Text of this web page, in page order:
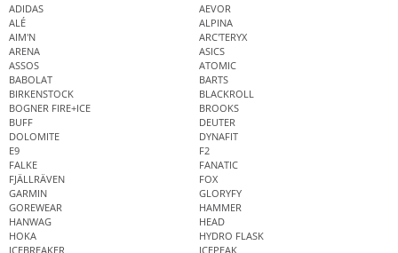
ADIDAS
AEVOR
ALÉ
ALPINA
AIM'N
ARC'TERYX
ARENA
ASICS
ASSOS
ATOMIC
BABOLAT
BARTS
BIRKENSTOCK
BLACKROLL
BOGNER FIRE+ICE
BROOKS
BUFF
DEUTER
DOLOMITE
DYNAFIT
E9
F2
FALKE
FANATIC
FJÄLLRÄVEN
FOX
GARMIN
GLORYFY
GOREWEAR
HAMMER
HANWAG
HEAD
HOKA
HYDRO FLASK
ICEBREAKER
ICEPEAK